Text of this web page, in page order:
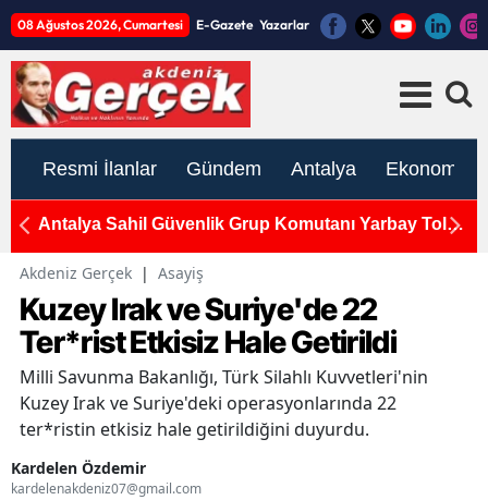
08 Ağustos 2026, Cumartesi E-Gazete Yazarlar
Resmi İlanlar Gündem Antalya Ekonomi
Antalya Sahil Güvenlik Grup Komutanı Yarbay Tolga
Akdeniz Gerçek | Asayiş
Kuzey Irak ve Suriye'de 22
Ter*rist Etkisiz Hale Getirildi
Milli Savunma Bakanlığı, Türk Silahlı Kuvvetleri'nin
Kuzey Irak ve Suriye'deki operasyonlarında 22
ter*ristin etkisiz hale getirildiğini duyurdu.
Kardelen Özdemir
kardelenakdeniz07@gmail.com